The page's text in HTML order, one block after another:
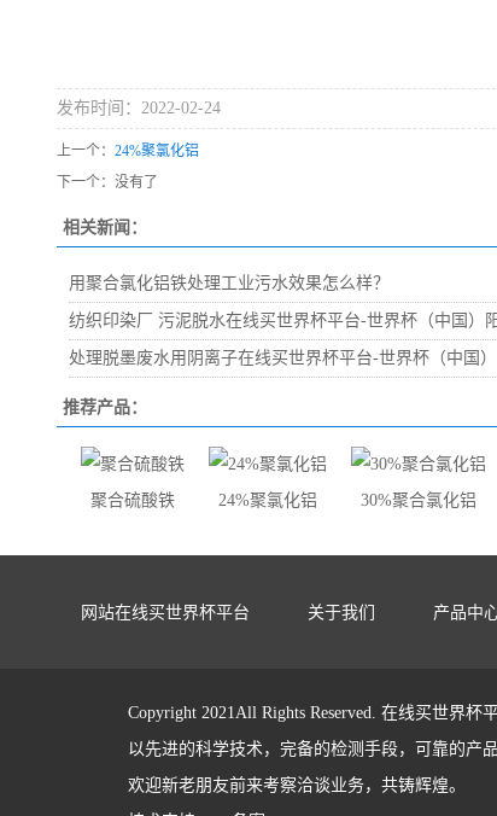
发布时间：2022-02-24
上一个： 24%聚氯化铝
下一个：没有了
相关新闻：
用聚合氯化铝铁处理工业污水效果怎么样？
纺织印染厂 污泥脱水在线买世界杯平台-世界杯（中国）
处理脱墨废水用阴离子在线买世界杯平台-世界杯（中国）
推荐产品：
聚合硫酸铁 24%聚氯化铝 30%聚合氯化铝
网站在线买世界杯平台 关于我们 产品中
Copyright 2021All Rights Reserved. 在线买世界
以先进的科学技术，完备的检测手段，可靠的产
欢迎新老朋友前来考察洽谈业务，共铸辉煌。